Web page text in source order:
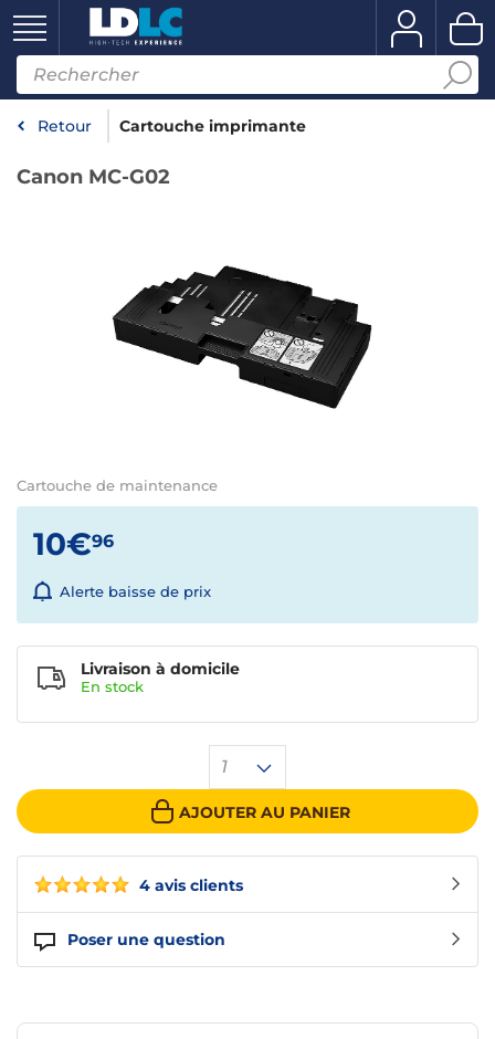
Retour Cartouche imprimante
Canon MC-G02
Cartouche de maintenance
4 avis clients
Poser une question
10€96
Alerte baisse de prix
1
AJOUTER AU PANIER
Livraison à domicile
En stock